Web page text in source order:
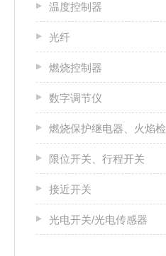
温度控制器
光纤
燃烧控制器
数字调节仪
燃烧保护继电器、火焰检测器
限位开关、行程开关
接近开关
光电开关/光电传感器